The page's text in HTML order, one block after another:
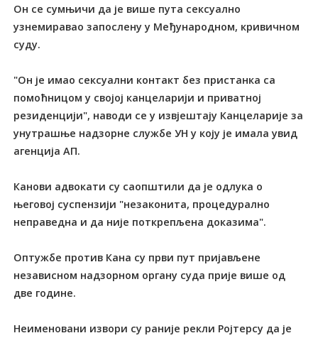
Он се сумњичи да је више пута сексуално
узнемиравао запослену у Међународном, кривичном
суду.
"Он је имао сексуални контакт без пристанка са
помоћницом у својој канцеларији и приватној
резиденцији", наводи се у извјештају Канцеларије за
унутрашње надзорне службе УН у коју је имала увид
агенција АП.
Канови адвокати су саопштили да је одлука о
његовој суспензији "незаконита, процедурално
неправедна и да није поткрепљена доказима".
Оптужбе против Кана су први пут пријављене
независном надзорном органу суда прије више од
две године.
Неименовани извори су раније рекли Ројтерсу да је